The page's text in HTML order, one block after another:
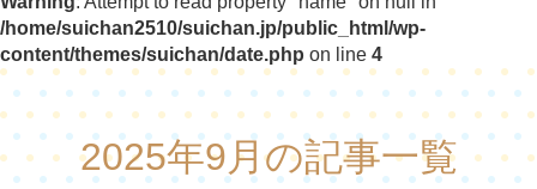
/home/suichan2510/suichan.jp/public_html/wp-
content/themes/suichan/date.php on line 4
2025年9月の記事一覧